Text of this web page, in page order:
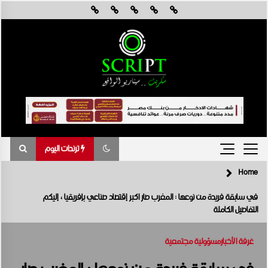
to
ترندات اليوم
ترندات اليوم
في هندسة الرياح
أغسطس 8, 2026
Home
في سابقة فريدة من نوعها : المغرب صار اكبر إقتصاد صناعي بإفريقيا ، إليكم
التفاصيل الكاملة
غرفة الأخبارمسؤولية مجتمعية